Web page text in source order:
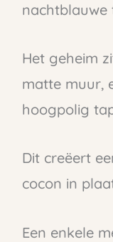
nachtblauwe
Het geheim
matte muur,
hoogpolig
Dit creëert
cocon in
Een enkele